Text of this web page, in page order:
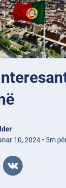
10, 2024 • 5m